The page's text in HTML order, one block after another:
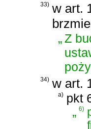
33) w art.
„Z
34) w art.
a) pkt
„6)